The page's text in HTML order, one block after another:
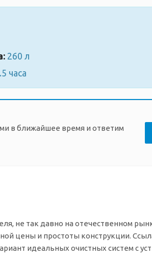
260 л
часа
в ближайшее время и ответим
не так давно на отечественном
цены и простоты конструкции.
идеальных очистных систем с